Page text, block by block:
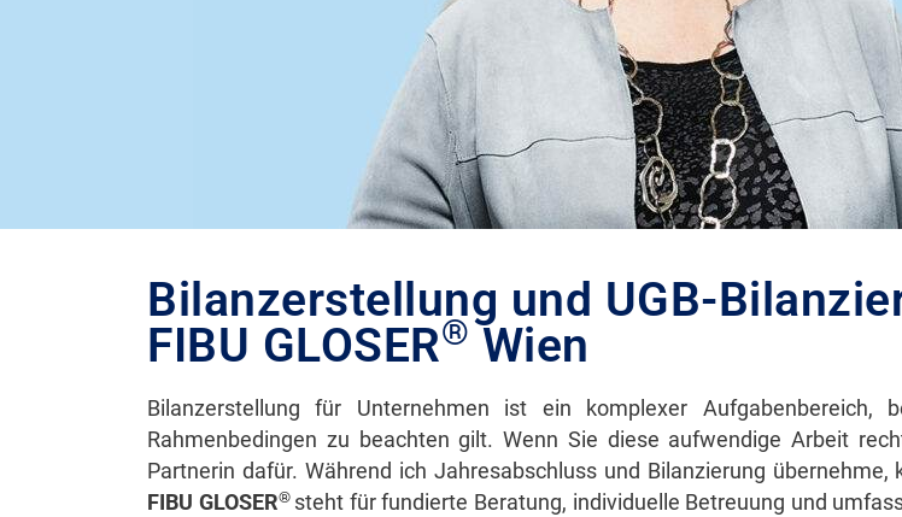
Bilanzerstellung und UGB-
FIBU GLOSER® Wien
Bilanzerstellung für Unternehmen ist ein komplexer
Rahmenbedingen zu beachten gilt. Wenn Sie diese aufwendige Arbeit
Partnerin dafür. Während ich Jahresabschluss und Bilanzierung
FIBU GLOSER® steht für fundierte Beratung, individuelle Betreuung und